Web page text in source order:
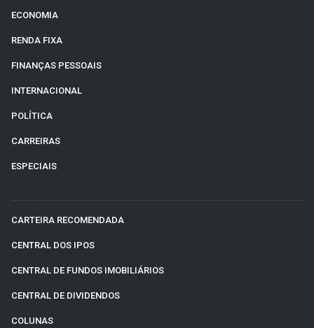
ECONOMIA
RENDA FIXA
FINANÇAS PESSOAIS
INTERNACIONAL
POLÍTICA
CARREIRAS
ESPECIAIS
CARTEIRA RECOMENDADA
CENTRAL DOS IPOS
CENTRAL DE FUNDOS IMOBILIÁRIOS
CENTRAL DE DIVIDENDOS
COLUNAS